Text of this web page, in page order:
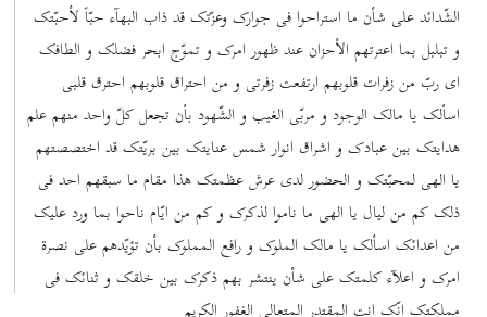
الشّدائد علی شأن ما استراحوا فی جوارک وعزّتک قد ذاب البهآء حبّاً لأحبّتک
و تبلبل بما اعترتهم الأحزان عند ظهور امرک و تموّج ابحر فضلک و الطافک
ای ربّ من زفرات قلوبهم ارتفعت زفرتی و من احتراق قلوبهم احترق قلبی
اسألک یا مالک الوجود و مربّی الغیب و الشّهود بأن تجعل کلّ واحد منهم علم
هدایتک بین عبادک و اشراق انوار شمس عنایتک بین بریّتک قد اختصصتهم
یا الهی لمحبّتک و الحضور لدی عرش عظمتک هذا مقام ما سبقهم احد فی
ذلک کم من لیال یا الهی ما ناموا لذکرک و کم من ایّام ناحوا بما ورد علیک
من اعدائک اسألک یا مالک الملوک و رافع المملوک بأن تؤیّدهم علی نصرة
امرک و اعلآء کلمتک علی شأن ینتشر بهم ذکرک بین خلقک و ثنائک فی